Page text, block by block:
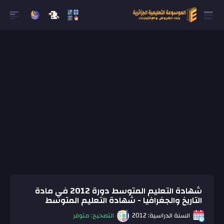
شهادة التعليم المتوسط دورة 2012 في مادة
التاريخ والجغرافيا - شهادة التعليم المتوسط
السنة الدراسية: 2012 التصحيح: متوفر